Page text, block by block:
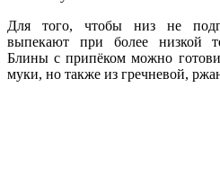
Для того, чтобы низ не
выпекают при более низкой
Блины с припёком можно
муки, но также из гречневой,